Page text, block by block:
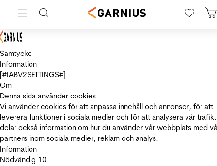
Samtycke
Information
[#IABV2SETTINGS#]
Om
Denna sida använder cookies
Vi använder cookies för att anpassa innehåll och annonser, för att
leverera funktioner i sociala medier och för att analysera vår
delar också information om hur du använder vår webbplats med
partners inom sociala medier, reklam och analys.
Information
Nödvändig 10